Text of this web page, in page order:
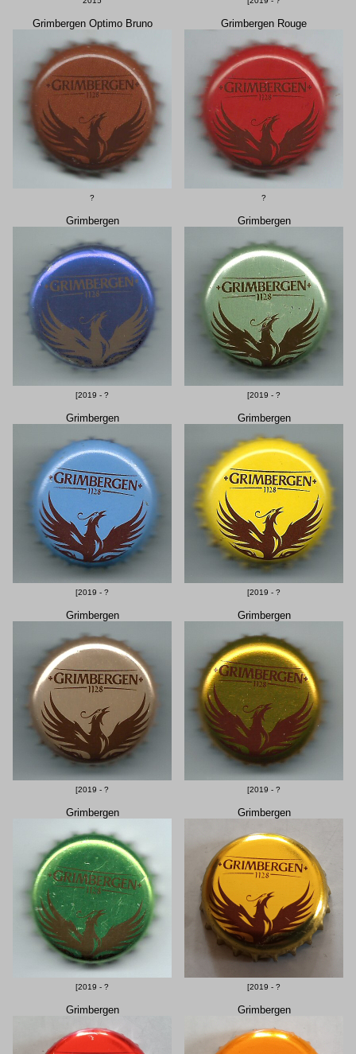
Grimbergen Optimo Bruno
?
Grimbergen Rouge
?
Grimbergen
[2019 - ?
Grimbergen
[2019 - ?
Grimbergen
[2019 - ?
Grimbergen
[2019 - ?
Grimbergen
[2019 - ?
Grimbergen
[2019 - ?
Grimbergen
[2019 - ?
Grimbergen
[2019 - ?
Grimbergen Grimbergen